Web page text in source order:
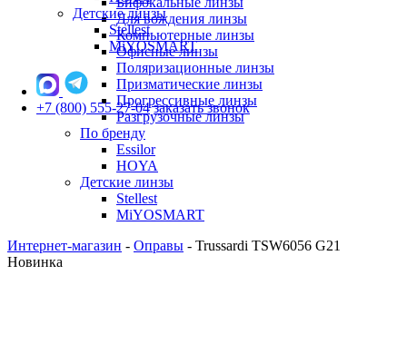
Для вождения линзы
Компьютерные линзы
Офисные линзы
Поляризационные линзы
Призматические линзы
Прогрессивные линзы
Разгрузочные линзы
По бренду
Essilor
HOYA
Детские линзы
Stellest
MiYOSMART
Детские линзы
Stellest
MiYOSMART
+7 (800) 555-27-04 заказать звонок
Интернет-магазин - Оправы - Trussardi TSW6056 G21
Новинка